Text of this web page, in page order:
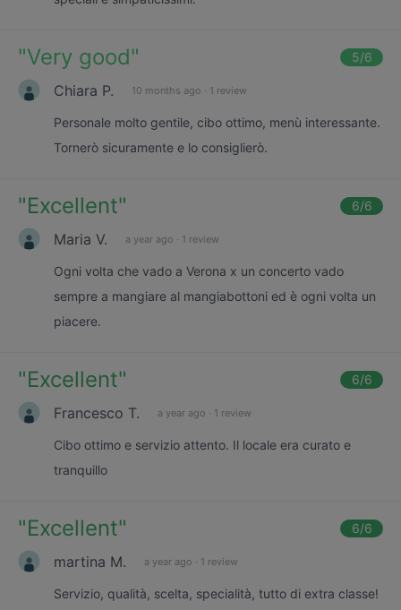
"Very good" 5/6
Chiara P. 10 months ago · 1 review
Personale molto gentile, cibo ottimo, menù interessante.
Tornerò sicuramente e lo consiglierò.
"Excellent" 6/6
Maria V. a year ago · 1 review
Ogni volta che vado a Verona x un concerto vado
sempre a mangiare al mangiabottoni ed è ogni volta un
piacere.
"Excellent" 6/6
Francesco T. a year ago · 1 review
Cibo ottimo e servizio attento. Il locale era curato e
tranquillo
"Excellent" 6/6
martina M. a year ago · 1 review
Servizio, qualità, scelta, specialità, tutto di extra classe!